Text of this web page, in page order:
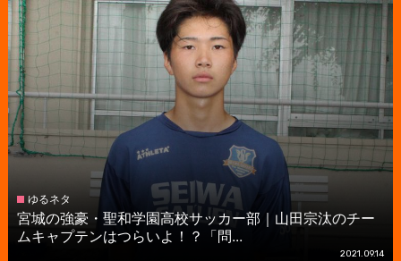
ゆるネタ
宮城の強豪・聖和学園高校サッカー部｜山田宗汰のチー
ムキャプテンはつらいよ！？「問...
2021.09.14